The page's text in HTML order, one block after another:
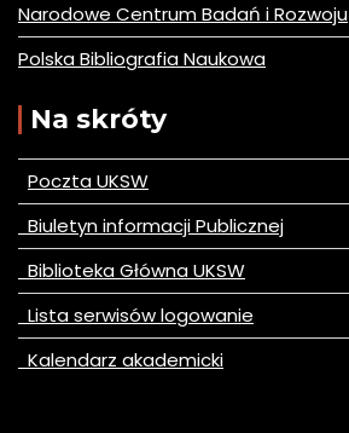
Narodowe Centrum Badań i Rozwoju
Polska Bibliografia Naukowa
Na skróty
Poczta UKSW
Biuletyn informacji Publicznej
Biblioteka Główna UKSW
Lista serwisów logowanie
Kalendarz akademicki